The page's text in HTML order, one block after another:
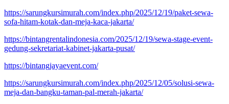
https://sarungkursimurah.com/index.php/2025/12/19/paket-sewa-
sofa-hitam-kotak-dan-meja-kaca-jakarta/
https://bintangrentalindonesia.com/2025/12/19/sewa-stage-event-
gedung-sekretariat-kabinet-jakarta-pusat/
https://bintangjayaevent.com/
https://sarungkursimurah.com/index.php/2025/12/05/solusi-sewa-
meja-dan-bangku-taman-pal-merah-jakarta/